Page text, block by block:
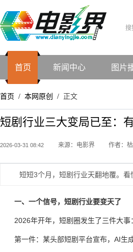
搜
首页 新闻中心 图片
首页 / 本网原创 / 正文
短剧行业三大变局已至：
2026-03-31 08:42 来源：电影界 作者：枯
短短3个月，短剧行业天翻地覆。
一、一个信号，短剧行业要变天了
2026年开年，短剧圈发生了三件大事：
第一件：某头部短剧平台宣布，AI生